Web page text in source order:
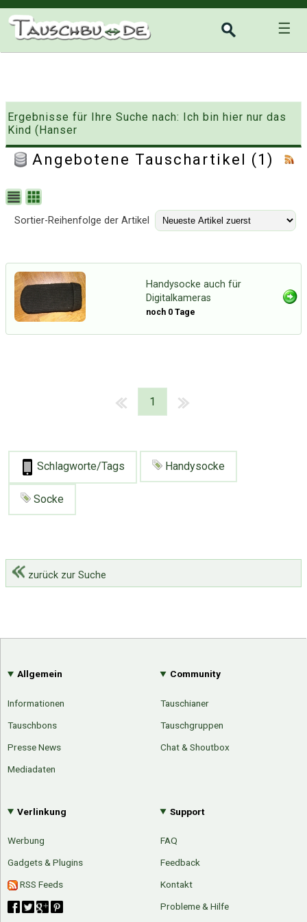
☰
Ergebnisse für Ihre Suche nach: Ich bin hier nur das
Kind (Hanser
Angebotene Tauschartikel (1)
Sortier-Reihenfolge der Artikel
Handysocke auch für
Digitalkameras
noch 0 Tage
1
Schlagworte/Tags Handysocke
Socke
zurück zur Suche
Allgemein
Informationen
Tauschbons
Presse News
Mediadaten
Community
Tauschianer
Tauschgruppen
Chat & Shoutbox
Verlinkung
Werbung
Gadgets & Plugins
RSS Feeds
Support
FAQ
Feedback
Kontakt
Probleme & Hilfe